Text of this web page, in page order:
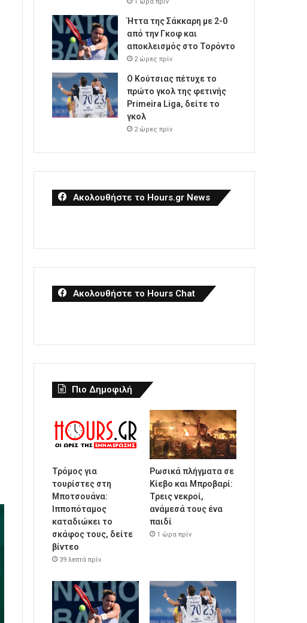
Ήττα της Σάκκαρη με 2-0
από την Γκοφ και
αποκλεισμός στο Τορόντο
2 ώρες πρίν
Ο Κούτσιας πέτυχε το
πρώτο γκολ της φετινής
Primeira Liga, δείτε το
γκολ
2 ώρες πρίν
Ακολουθήστε το Hours.gr News
Ακολουθήστε το Hours Chat
Πιο Δημοφιλή
Τρόμος για
τουρίστες στη
Μποτσουάνα:
Ιπποπόταμος
καταδιώκει το
σκάφος τους, δείτε
βίντεο
39 λεπτά πρίν
Ρωσικά πλήγματα σε
Κίεβο και Μπροβαρί:
Τρεις νεκροί,
ανάμεσά τους ένα
παιδί
1 ώρα πρίν